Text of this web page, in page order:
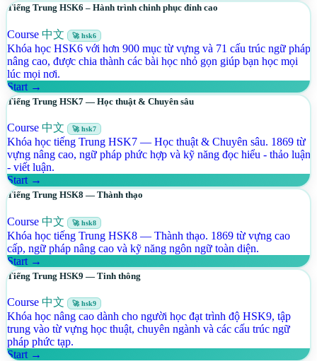
Tiếng Trung HSK6 – Hành trình chinh phục đỉnh cao
Course 中文 🚀 hsk6
Khóa học HSK6 với hơn 900 mục từ vựng và 71 cấu trúc ngữ pháp
nâng cao, được chia thành các bài học nhỏ gọn giúp bạn học mọi
lúc mọi nơi.
Start →
Tiếng Trung HSK7 — Học thuật & Chuyên sâu
Course 中文 🚀 hsk7
Khóa học tiếng Trung HSK7 — Học thuật & Chuyên sâu. 1869 từ
vựng nâng cao, ngữ pháp phức hợp và kỹ năng đọc hiểu - thảo luận
- viết luận.
Start →
Tiếng Trung HSK8 — Thành thạo
Course 中文 🚀 hsk8
Khóa học tiếng Trung HSK8 — Thành thạo. 1869 từ vựng cao
cấp, ngữ pháp nâng cao và kỹ năng ngôn ngữ toàn diện.
Start →
Tiếng Trung HSK9 — Tinh thông
Course 中文 🚀 hsk9
Khóa học nâng cao dành cho người học đạt trình độ HSK9, tập
trung vào từ vựng học thuật, chuyên ngành và các cấu trúc ngữ
pháp phức tạp.
Start →